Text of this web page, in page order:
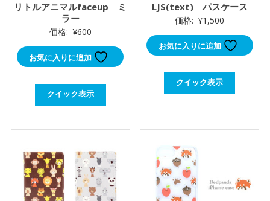
リトルアニマルfaceup ミ
ラー
価格: ¥600
お気に入りに追加
クイック表示
LJS(text) パスケース
価格: ¥1,500
お気に入りに追加
クイック表示